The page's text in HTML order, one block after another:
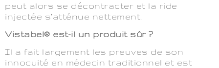
peut alors se décontracter et la ride
injectée s’atténue nettement.
Vistabel® est-il un produit sûr ?
Il a fait largement les preuves de son
innocuité en médecin traditionnel et est